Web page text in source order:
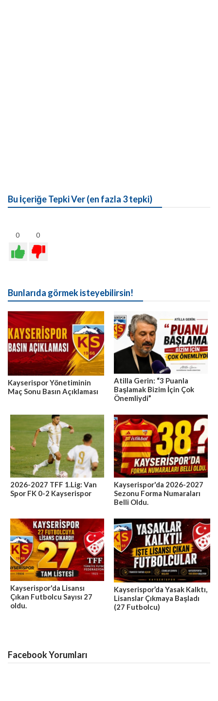
Bu İçeriğe Tepki Ver (en fazla 3 tepki)
0 0
Bunlarıda görmek isteyebilirsin!
Kayserispor Yönetiminin
Maç Sonu Basın Açıklaması
Atilla Gerin: “3 Puanla
Başlamak Bizim İçin Çok
Önemliydi”
2026-2027 TFF 1.Lig: Van
Spor FK 0-2 Kayserispor
Kayserispor'da 2026-2027
Sezonu Forma Numaraları
Belli Oldu.
Kayserispor'da Lisansı
Çıkan Futbolcu Sayısı 27
oldu.
Kayserispor’da Yasak Kalktı,
Lisanslar Çıkmaya Başladı
(27 Futbolcu)
Facebook Yorumları